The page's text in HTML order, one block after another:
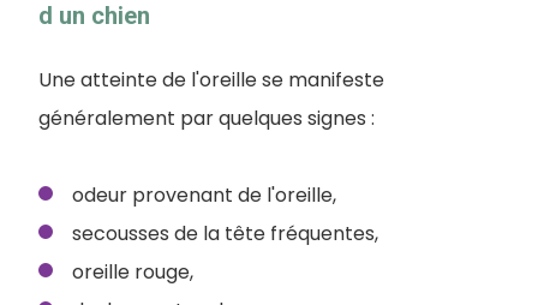
d un chien
Une atteinte de l'oreille se manifeste
généralement par quelques signes :
odeur provenant de l'oreille,
secousses de la tête fréquentes,
oreille rouge,